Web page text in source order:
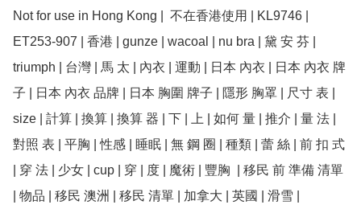
Not for use in Hong Kong |  不在香港使用 | KL9746 |
ET253-907 | 香港 | ﻿gunze | wacoal | nu bra | 黛 安 芬 |
triumph | 台灣 | 馬 太 | 內衣 | 運動 | 日本 內衣 | 日本 內衣 牌
子 | 日本 內衣 品牌 | 日本 胸圍 牌子 | 隱形 胸罩 | 尺寸 表 |
size | 計算 | 換算 | 換算 器 | 下 | 上 | 如何 量 | 推介 | 量 法 |
對照 表 | 平胸 | 性感 | 睡眠 | 無 鋼 圈 | 種類 | 蕾 絲 | 前 扣 式
| 穿 法 | 少女 | cup | 穿 | 度 | 魔術 | 豐胸  | 移民 前 準備 清單
| 物品 | 移民 澳洲 | 移民 清單 | 加拿大 | 英國 | 滑雪 |